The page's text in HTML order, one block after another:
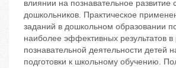
влиянии на познавательное развитие
дошкольников. Практическое
заданий в дошкольном образовании
наиболее эффективных результатов в
познавательной деятельности детей
подготовки к школьному обучению.